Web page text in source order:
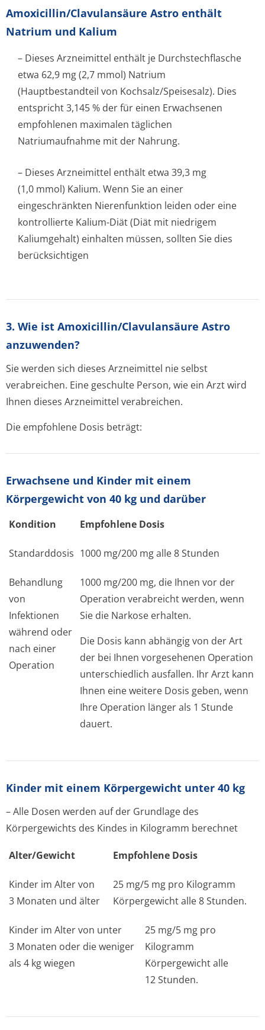
Amoxicillin/Cla­vulansäure Astro enthält
Natrium und Kalium
– Dieses Arzneimittel enthält je Durchstechflasche
etwa 62,9 mg (2,7 mmol) Natrium
(Hauptbestandteil von Kochsalz/Spei­sesalz). Dies
entspricht 3,145 % der für einen Erwachsenen
empfohlenen maximalen täglichen
Natriumaufnahme mit der Nahrung.
– Dieses Arzneimittel enthält etwa 39,3 mg
(1,0 mmol) Kalium. Wenn Sie an einer
eingeschränkten Nierenfunktion leiden oder eine
kontrollierte Kalium-Diät (Diät mit niedrigem
Kaliumgehalt) einhalten müssen, sollten Sie dies
berücksichtigen
3. Wie ist Amoxicillin/Clavulansäure Astro
anzuwenden?
Sie werden sich dieses Arzneimittel nie selbst
verabreichen. Eine geschulte Person, wie ein Arzt wird
Ihnen dieses Arzneimittel verabreichen.
Die empfohlene Dosis beträgt:
Erwachsene und Kinder mit einem
Körpergewicht von 40 kg und darüber
Kondition Empfohlene Dosis
Standarddosis 1000 mg/200 mg alle 8 Stunden
Behandlung
von
Infektionen
während oder
nach einer
Operation
1000 mg/200 mg, die Ihnen vor der
Operation verabreicht werden, wenn
Sie die Narkose erhalten.
Die Dosis kann abhängig von der Art
der bei Ihnen vorgesehenen Operation
unterschiedlich ausfallen. Ihr Arzt kann
Ihnen eine weitere Dosis geben, wenn
Ihre Operation länger als 1 Stunde
dauert.
Kinder mit einem Körpergewicht unter 40 kg
– Alle Dosen werden auf der Grundlage des
Körpergewichts des Kindes in Kilogramm berechnet
Alter/Gewicht Empfohlene Dosis
Kinder im Alter von
3 Monaten und älter
25 mg/5 mg pro Kilogramm
Körpergewicht alle 8 Stunden.
Kinder im Alter von unter
3 Monaten oder die weniger
als 4 kg wiegen
25 mg/5 mg pro
Kilogramm
Körpergewicht alle
12 Stunden.